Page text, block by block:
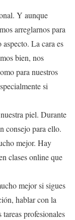
Y aunque
arreglarnos para
La cara es
bien, nos
para nuestros
si
piel. Durante
consejo para ello.
mejor. Hay
clases online que
mejor si sigues
hablar con la
profesionales